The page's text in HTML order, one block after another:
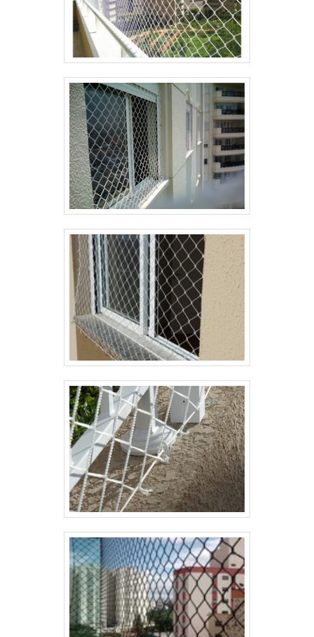
profissionais treinados para atender com rapidez
e eficácia, garante a melhor experiência para os
clientes com qualidade.